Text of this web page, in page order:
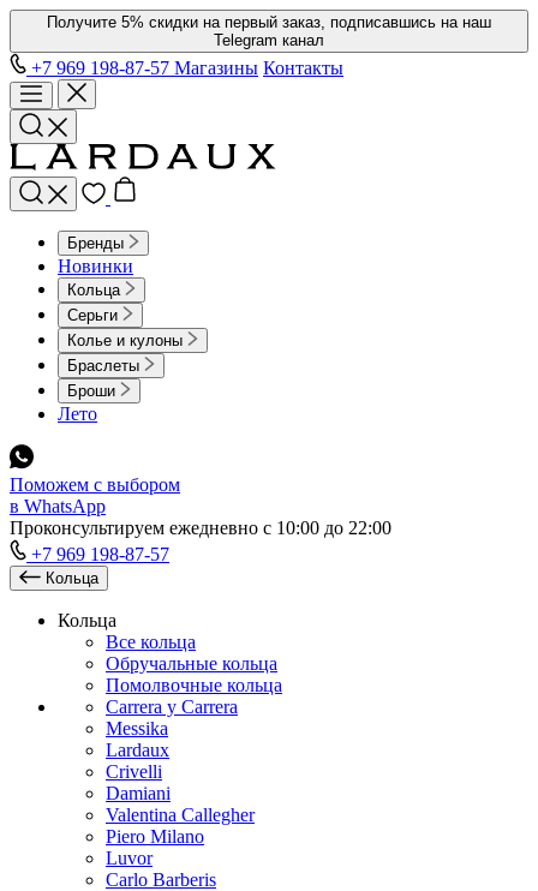
Получите 5% скидки на первый заказ, подписавшись на наш
Telegram канал
+7 969 198-87-57 Магазины Контакты
Бренды
Новинки
Кольца
Серьги
Колье и кулоны
Браслеты
Броши
Лето
Поможем с выбором
в WhatsApp
Проконсультируем ежедневно с 10:00 до 22:00
+7 969 198-87-57
Кольца
Кольца
Все кольца
Обручальные кольца
Помолвочные кольца
Carrera y Carrera
Messika
Lardaux
Crivelli
Damiani
Valentina Callegher
Piero Milano
Luvor
Carlo Barberis